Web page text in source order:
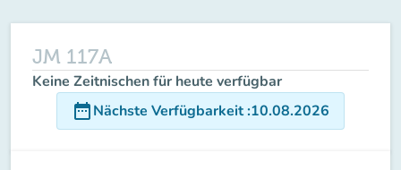
JM 117A
Keine Zeitnischen für heute verfügbar
date_rangeNächste Verfügbarkeit:10.08.2026